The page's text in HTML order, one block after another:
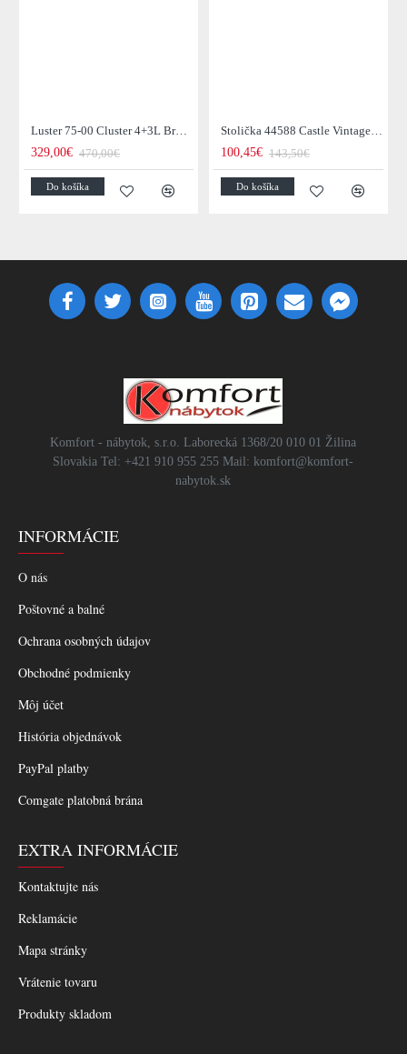
Luster 75-00 Cluster 4+3L Brown + Jantar Glass
329,00€ 470,00€
Do košíka
Stolička 44588 Castle Vintage Black
100,45€ 143,50€
Do košíka
Komfort - nábytok, s.r.o. Laborecká 1368/20 010 01 Žilina
Slovakia Tel: +421 910 955 255 Mail: komfort@komfort-
nabytok.sk
INFORMÁCIE
O nás
Poštovné a balné
Ochrana osobných údajov
Obchodné podmienky
Môj účet
História objednávok
PayPal platby
Comgate platobná brána
EXTRA INFORMÁCIE
Kontaktujte nás
Reklamácie
Mapa stránky
Vrátenie tovaru
Produkty skladom